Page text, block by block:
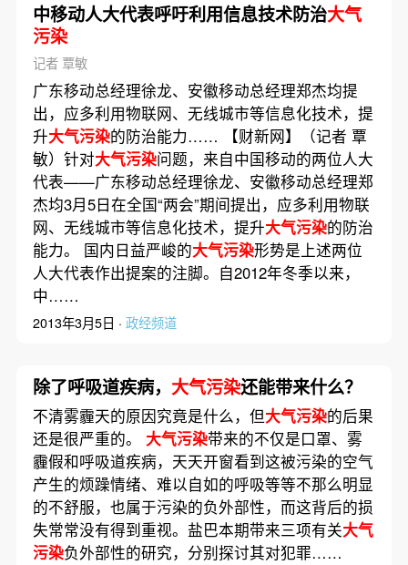
中移动人大代表呼吁利用信息技术防治大气
污染
记者 覃敏
广东移动总经理徐龙、安徽移动总经理郑杰均提
出，应多利用物联网、无线城市等信息化技术，提
升大气污染的防治能力…… 【财新网】（记者 覃
敏）针对大气污染问题，来自中国移动的两位人大
代表——广东移动总经理徐龙、安徽移动总经理郑
杰均3月5日在全国“两会”期间提出，应多利用物联
网、无线城市等信息化技术，提升大气污染的防治
能力。 国内日益严峻的大气污染形势是上述两位
人大代表作出提案的注脚。自2012年冬季以来，
中……
2013年3月5日 · 政经频道
除了呼吸道疾病， 大气污染还能带来什么？
不清雾霾天的原因究竟是什么，但大气污染的后果
还是很严重的。 大气污染带来的不仅是口罩、雾
霾假和呼吸道疾病，天天开窗看到这被污染的空气
产生的烦躁情绪、难以自如的呼吸等等不那么明显
的不舒服，也属于污染的负外部性，而这背后的损
失常常没有得到重视。盐巴本期带来三项有关大气
污染负外部性的研究，分别探讨其对犯罪……